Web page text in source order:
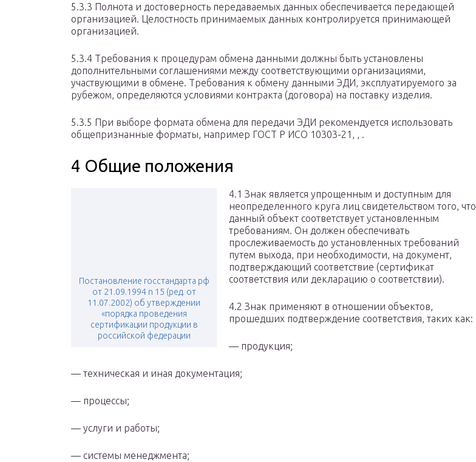
5.3.3 Полнота и достоверность передаваемых данных обеспечивается передающей
организацией. Целостность принимаемых данных контролируется принимающей
организацией.
5.3.4 Требования к процедурам обмена данными должны быть установлены
дополнительными соглашениями между соответствующими организациями,
участвующими в обмене. Требования к обмену данными ЭДИ, эксплуатируемого за
рубежом, определяются условиями контракта (договора) на поставку изделия.
5.3.5 При выборе формата обмена для передачи ЭДИ рекомендуется использовать
общепризнанные форматы, например ГОСТ Р ИСО 10303-21, , .
4 Общие положения
Постановление госстандарта рф
от 21.09.1994 n 15 (ред. от
11.07.2002) об утверждении
«порядка проведения
сертификации продукции в
российской федерации
4.1 Знак является упрощенным и доступным для
неопределенного круга лиц свидетельством того, что
данный объект соответствует установленным
требованиям. Он должен обеспечивать
прослеживаемость до установленных требований
путем выхода, при необходимости, на документ,
подтверждающий соответствие (сертификат
соответствия или декларацию о соответствии).
4.2 Знак применяют в отношении объектов,
прошедших подтверждение соответствия, таких как:
— продукция;
— техническая и иная документация;
— процессы;
— услуги и работы;
— системы менеджмента;